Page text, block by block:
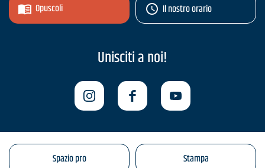
Opuscoli Il nostro orario
Unisciti a noi!
Spazio pro Stampa